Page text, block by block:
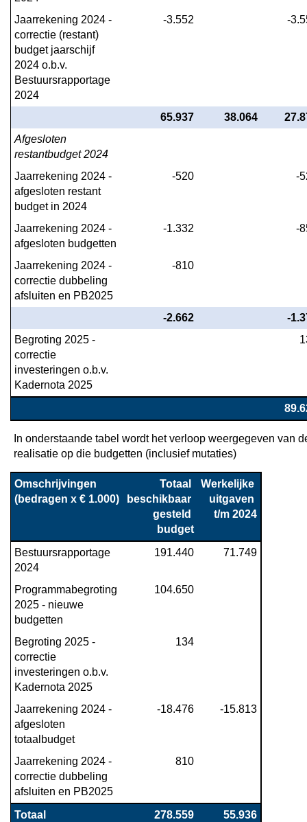
Jaarrekening 2024 -
correctie (restant)
budget jaarschijf
2024 o.b.v.
Bestuursrapportage
2024
-3.552 -
65.937 38.064
Afgesloten
restantbudget 2024
Jaarrekening 2024 -
afgesloten restant
budget in 2024
-520 -
Jaarrekening 2024 -
afgesloten budgetten
-1.332 -
Jaarrekening 2024 -
correctie dubbeling
afsluiten en PB2025
-810
-2.662
-
Begroting 2025 -
correctie
investeringen o.b.v.
Kadernota 2025
In onderstaande tabel wordt het verloop weergegeven van
realisatie op die budgetten (inclusief mutaties)
Omschrijvingen
(bedragen x € 1.000)
Totaal
beschikbaar
gesteld
budget
Werkelijke
uitgaven
t/m 2024
Bestuursrapportage
2024
191.440 71.749
Programmabegroting
2025 - nieuwe
budgetten
104.650
Begroting 2025 -
correctie
investeringen o.b.v.
Kadernota 2025
134
Jaarrekening 2024 -
afgesloten
totaalbudget
-18.476 -15.813
Jaarrekening 2024 -
correctie dubbeling
afsluiten en PB2025
810
Totaal
278.559 55.936